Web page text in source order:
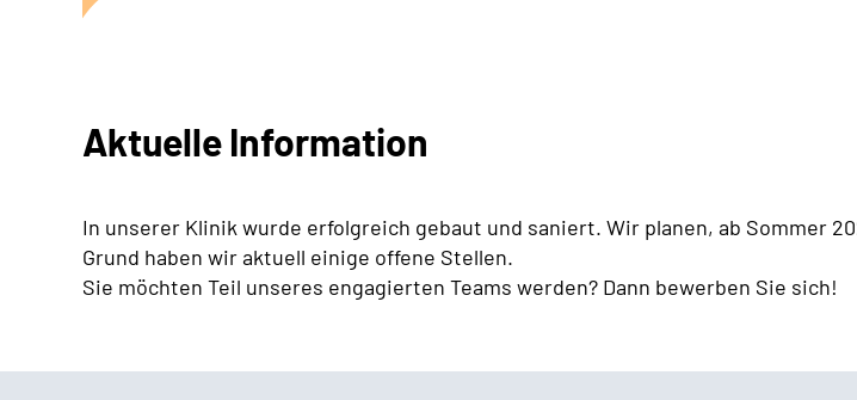
Aktuelle Information
In unserer Klinik wurde erfolgreich gebaut und saniert. Wir planen, ab Sommer
Grund haben wir aktuell einige offene Stellen.
Sie möchten Teil unseres engagierten Teams werden? Dann bewerben Sie sich!